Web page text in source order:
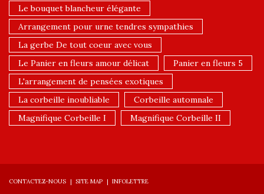
Le bouquet blancheur élégante
Arrangement pour urne tendres sympathies
La gerbe De tout coeur avec vous
Le Panier en fleurs amour délicat
Panier en fleurs 5
L'arrangement de pensées exotiques
La corbeille inoubliable
Corbeille automnale
Magnifique Corbeille I
Magnifique Corbeille II
CONTACTEZ-NOUS SITE MAP INFOLETTRE